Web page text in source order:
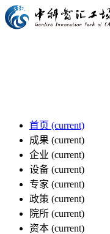
首页 (current)
成果 (current)
企业 (current)
设备 (current)
专家 (current)
政策 (current)
院所 (current)
资本 (current)